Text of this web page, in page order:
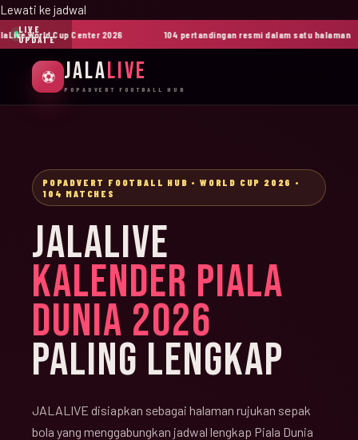
Lewati ke jadwal
LIVE
UPDATE
World Cup Center 2026 104 pertandingan resmi dalam satu halaman
⚽ JALALIVE
POPADVERT FOOTBALL HUB
POPADVERT FOOTBALL HUB • WORLD CUP 2026 •
104 MATCHES
JALALIVE
KALENDER PIALA
DUNIA 2026
PALING LENGKAP
JALALIVE disiapkan sebagai halaman rujukan sepak
bola yang menggabungkan jadwal lengkap Piala Dunia